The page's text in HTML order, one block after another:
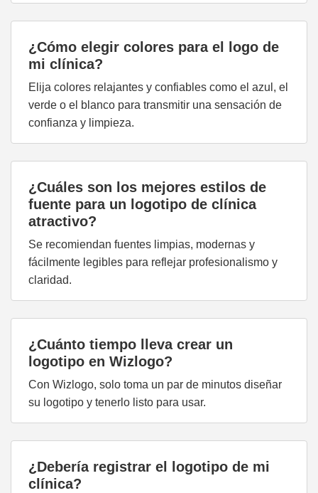
¿Cómo elegir colores para el logo de
mi clínica?
Elija colores relajantes y confiables como el azul, el
verde o el blanco para transmitir una sensación de
confianza y limpieza.
¿Cuáles son los mejores estilos de
fuente para un logotipo de clínica
atractivo?
Se recomiendan fuentes limpias, modernas y
fácilmente legibles para reflejar profesionalismo y
claridad.
¿Cuánto tiempo lleva crear un
logotipo en Wizlogo?
Con Wizlogo, solo toma un par de minutos diseñar
su logotipo y tenerlo listo para usar.
¿Debería registrar el logotipo de mi
clínica?